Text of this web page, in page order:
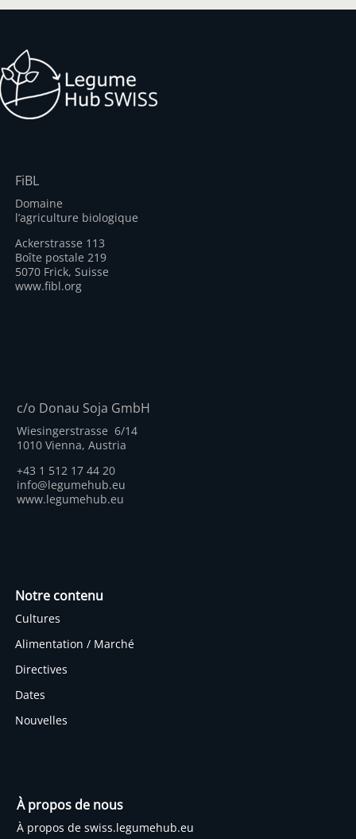
FiBL
Domaine
l’agriculture biologique
Ackerstrasse 113
Boîte postale 219
5070 Frick, Suisse
www.fibl.org
c/o Donau Soja GmbH
Wiesingerstrasse 6/14
1010 Vienna, Austria
+43 1 512 17 44 20
info@legumehub.eu
www.legumehub.eu
Notre contenu
Cultures
Alimentation / Marché
Directives
Dates
Nouvelles
À propos de nous
À propos de swiss.legumehub.eu